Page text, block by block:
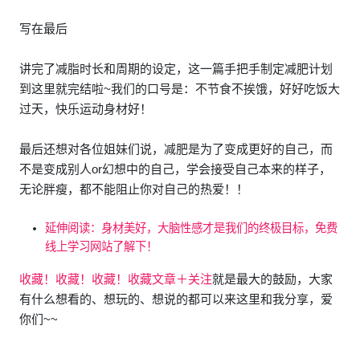
写在最后
讲完了减脂时长和周期的设定，这一篇手把手制定减肥计划
到这里就完结啦~我们的口号是：不节食不挨饿，好好吃饭大
过天，快乐运动身材好！
最后还想对各位姐妹们说，减肥是为了变成更好的自己，而
不是变成别人or幻想中的自己，学会接受自己本来的样子，
无论胖瘦，都不能阻止你对自己的热爱！！
延伸阅读：身材美好，大脑性感才是我们的终极目标，免费
线上学习网站了解下！
收藏！收藏！收藏！收藏文章＋关注就是最大的鼓励，大家
有什么想看的、想玩的、想说的都可以来这里和我分享，爱
你们~~